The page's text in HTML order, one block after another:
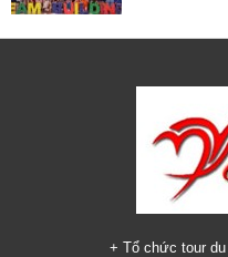
+ Tổ chức tour